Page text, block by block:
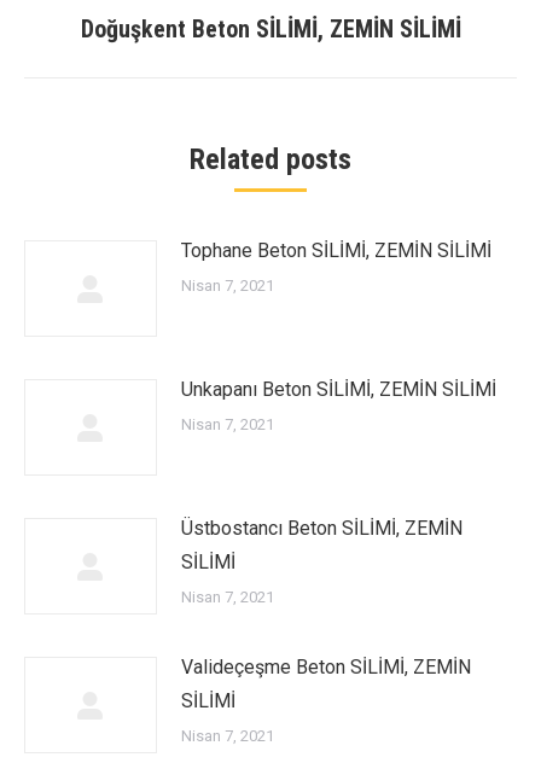
Next
Doğuşkent Beton SİLİMİ, ZEMİN SİLİMİ
Related posts
Tophane Beton SİLİMİ, ZEMİN SİLİMİ
Nisan 7, 2021
Unkapanı Beton SİLİMİ, ZEMİN SİLİMİ
Nisan 7, 2021
Üstbostancı Beton SİLİMİ, ZEMİN
SİLİMİ
Nisan 7, 2021
Valideçeşme Beton SİLİMİ, ZEMİN
SİLİMİ
Nisan 7, 2021